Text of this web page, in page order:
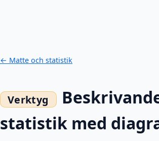
← Matte och statistik
statistik med